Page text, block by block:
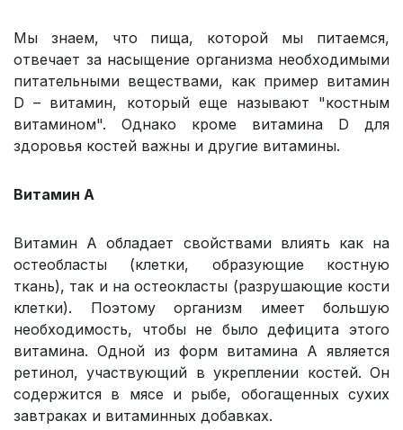
Мы знаем, что пища, которой мы питаемся,
отвечает за насыщение организма необходимыми
питательными веществами, как пример витамин
D – витамин, который еще называют "костным
витамином". Однако кроме витамина D для
здоровья костей важны и другие витамины.
Витамин А
Витамин А обладает свойствами влиять как на
остеобласты (клетки, образующие костную
ткань), так и на остеокласты (разрушающие кости
клетки). Поэтому организм имеет большую
необходимость, чтобы не было дефицита этого
витамина. Одной из форм витамина А является
ретинол, участвующий в укреплении костей. Он
содержится в мясе и рыбе, обогащенных сухих
завтраках и витаминных добавках.